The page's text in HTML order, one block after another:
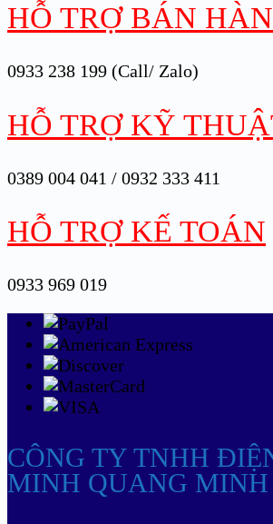
HỖ TRỢ BÁN
0933 238 199 (Call/ Zalo)
HỖ TRỢ KỸ
0389 004 041 / 0932 333 411
HỖ TRỢ KẾ TOÁN
0933 969 019
CÔNG TY TNHH
MINH QUANG MINH